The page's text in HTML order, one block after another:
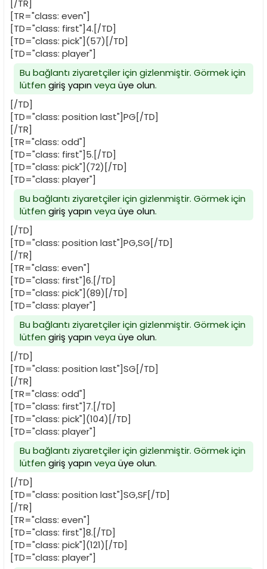
[/TR]
[TR="class: even"]
[TD="class: first"]4.[/TD]
[TD="class: pick"](57)[/TD]
[TD="class: player"]
Bu bağlantı ziyaretçiler için gizlenmiştir. Görmek için
lütfen giriş yapınveya üye olun.
[/TD]
[TD="class: position last"]PG[/TD]
[/TR]
[TR="class: odd"]
[TD="class: first"]5.[/TD]
[TD="class: pick"](72)[/TD]
[TD="class: player"]
Bu bağlantı ziyaretçiler için gizlenmiştir. Görmek için
lütfen giriş yapınveya üye olun.
[/TD]
[TD="class: position last"]PG,SG[/TD]
[/TR]
[TR="class: even"]
[TD="class: first"]6.[/TD]
[TD="class: pick"](89)[/TD]
[TD="class: player"]
Bu bağlantı ziyaretçiler için gizlenmiştir. Görmek için
lütfen giriş yapınveya üye olun.
[/TD]
[TD="class: position last"]SG[/TD]
[/TR]
[TR="class: odd"]
[TD="class: first"]7.[/TD]
[TD="class: pick"](104)[/TD]
[TD="class: player"]
Bu bağlantı ziyaretçiler için gizlenmiştir. Görmek için
lütfen giriş yapınveya üye olun.
[/TD]
[TD="class: position last"]SG,SF[/TD]
[/TR]
[TR="class: even"]
[TD="class: first"]8.[/TD]
[TD="class: pick"](121)[/TD]
[TD="class: player"]